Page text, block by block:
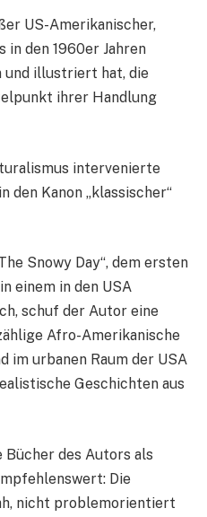
US-Amerikanischer,
den 1960er Jahren
und illustriert hat, die
ihrer Handlung
intervenierte
den Kanon „klassischer“
Snowy Day“, dem ersten
einem in den USA
schuf der Autor eine
Afro-Amerikanische
im urbanen Raum der USA
Geschichten aus
Bücher des Autors als
Die
nicht problemorientiert